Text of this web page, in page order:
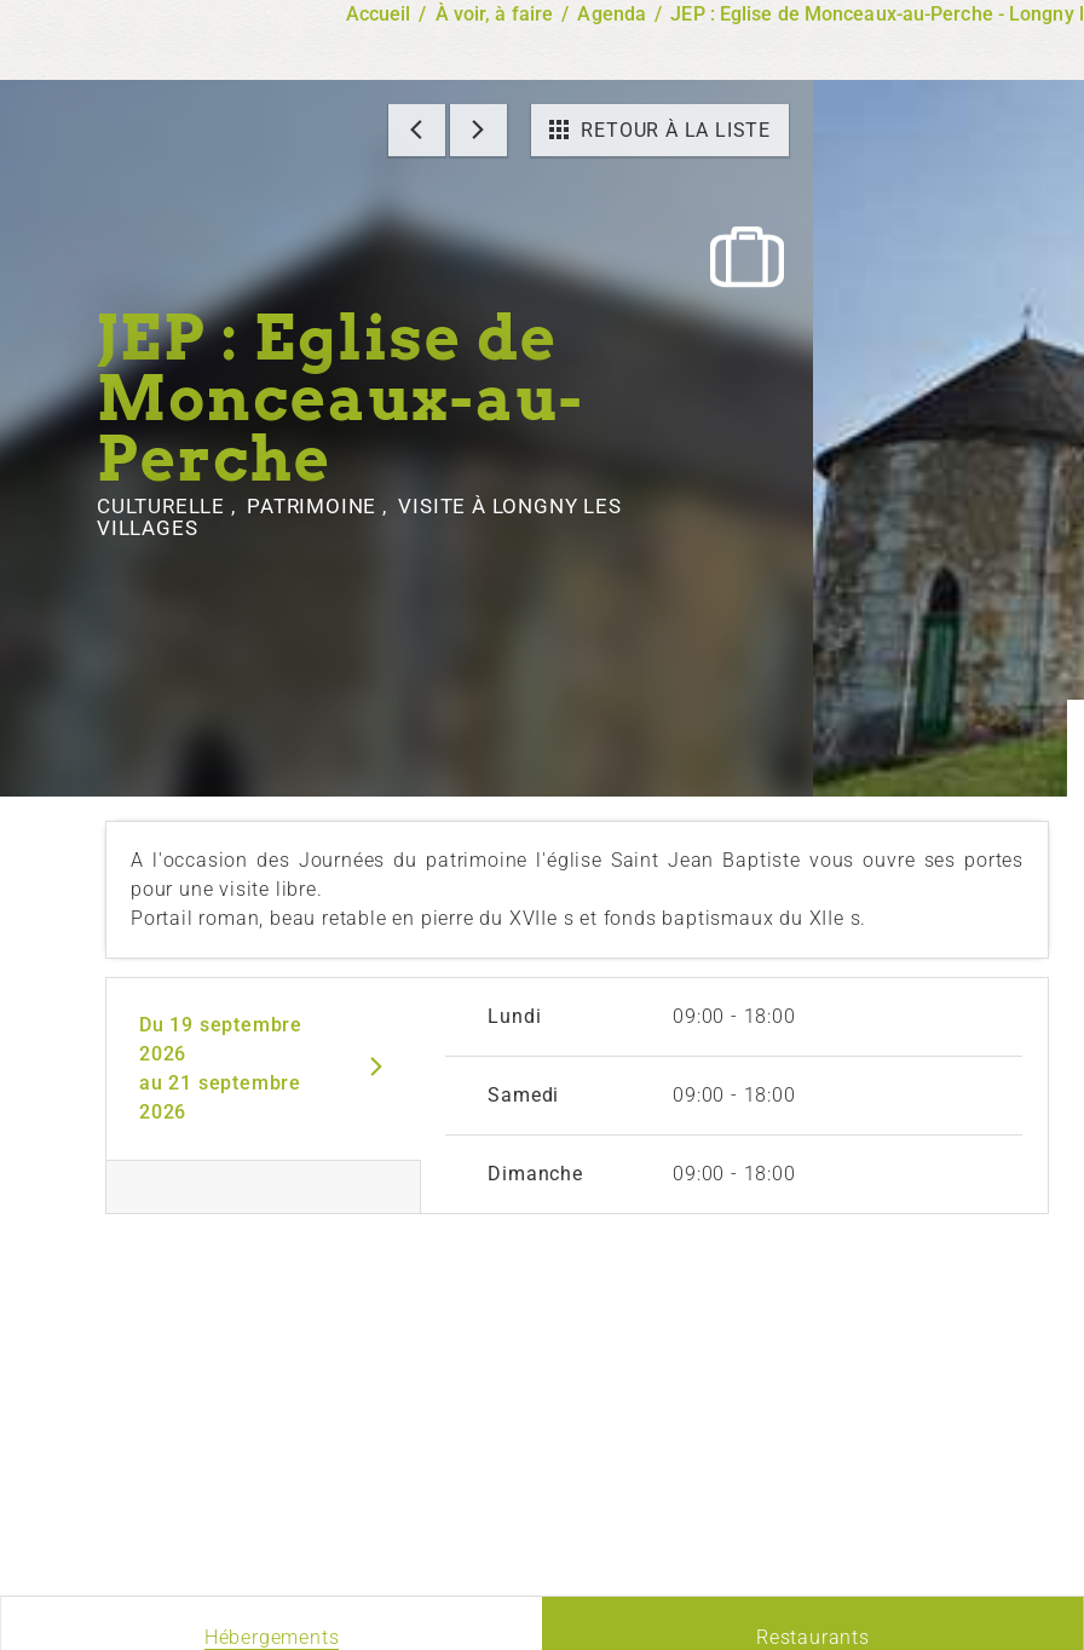
Accueil / À voir, à faire / Agenda / JEP : Eglise de Monceaux-au-Perche - Longny
RETOUR À LA LISTE
JEP : Eglise de
Monceaux-au-
Perche
CULTURELLE , PATRIMOINE , VISITE À LONGNY LES
VILLAGES
A l'occasion des Journées du patrimoine l'église Saint Jean Baptiste vous ouvre ses portes
pour une visite libre.
Portail roman, beau retable en pierre du XVIIe s et fonds baptismaux du XIIe s.
Du 19 septembre
2026
au 21 septembre
2026
Lundi 09:00 - 18:00
Samedi 09:00 - 18:00
Dimanche 09:00 - 18:00
Hébergements Restaurants